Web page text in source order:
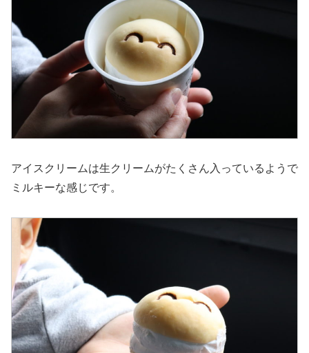
アイスクリームは生クリームがたくさん入っているようで
ミルキーな感じです。